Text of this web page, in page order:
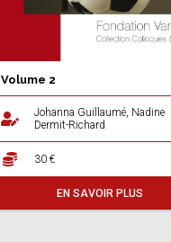
Volume 2
Johanna Guillaumé, Nadine
Dermit-Richard
30 €
EN SAVOIR PLUS